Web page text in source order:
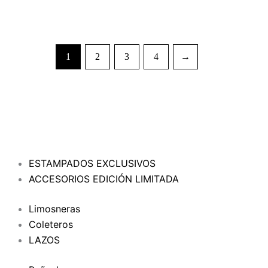
1 2 3 4 →
ESTAMPADOS EXCLUSIVOS
ACCESORIOS EDICIÓN LIMITADA
Limosneras
Coleteros
LAZOS